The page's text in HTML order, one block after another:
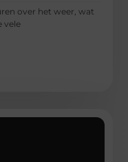
over het weer, wat
vele